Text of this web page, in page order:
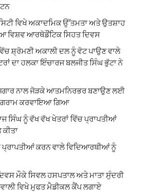
ਵਿਖੇ ਅਕਾਦਮਿਕ ਉੱਤਮਤਾ ਅਤੇ ਉਤਸ਼ਾਹ
ਵਿਸ਼ਵ ਆਰਥੋਡੌਂਟਿਕ ਸਿਹਤ ਦਿਵਸ
ਸ਼੍ਰੋਮਣੀ ਅਕਾਲੀ ਦਲ ਨੂੰ ਵੋਟ ਪਾਉਣ ਵਾਲੇ
ਦਾ ਹਲਕਾ ਇੰਚਾਰਜ ਬਲਜੀਤ ਸਿੰਘ ਭੁੱਟਾ ਨੇ
ਨਾਲ ਜੋੜਕੇ ਆਤਮਨਿਰਭਰ ਬਣਾਉਣ ਲਈ
ਕਰਵਾਇਆ ਗਿਆ
ਸਿੰਘ ਨੂੰ ਵੱਖ ਵੱਖ ਖੇਤਰਾਂ ਵਿੱਚ ਪ੍ਰਾਪਤੀਆਂ
ਪ੍ਰਾਪਤੀਆਂ ਕਰਨ ਵਾਲੇ ਵਿਦਿਆਰਥੀਆਂ ਨੂੰ
ਮੌਕੇ ਸਿਵਲ ਹਸਪਤਾਲ ਅਤੇ ਮਾਤਾ ਸੁੰਦਰੀ
ਵਿਖੇ ਮੁਫਤ ਮੈਡੀਕਲ ਕੈਂਪ ਲਗਾਏ